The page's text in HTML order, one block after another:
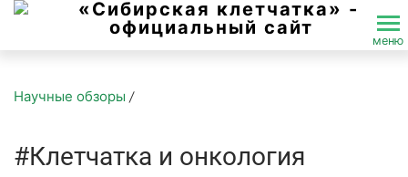
меню
Научные обзоры /
#Клетчатка и онкология